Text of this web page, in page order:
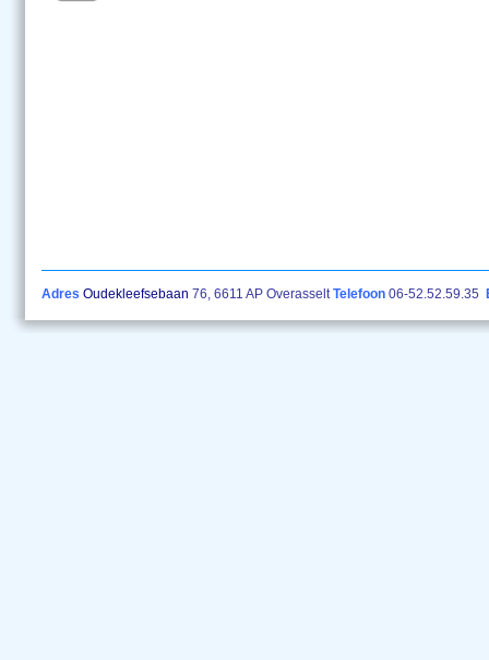
Adres Oudekleefsebaan 76, 6611 AP OverasseltTelefoon 06-52.52.59.35